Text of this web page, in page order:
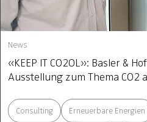
News
«KEEP IT CO2OL»: Basler &
Ausstellung zum Thema CO2
Consulting Erneuerbare Energien